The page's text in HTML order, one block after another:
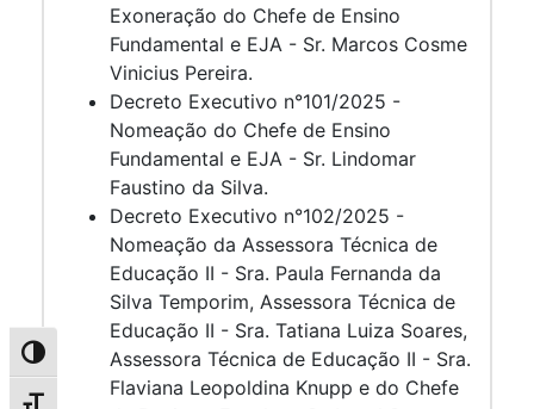
Alternar alto contraste
Exoneração do Chefe de Ensino
Fundamental e EJA - Sr. Marcos Cosme
Vinicius Pereira.
Decreto Executivo n°101/2025 -
Nomeação do Chefe de Ensino
Fundamental e EJA - Sr. Lindomar
Faustino da Silva.
Decreto Executivo n°102/2025 -
Nomeação da Assessora Técnica de
Educação II - Sra. Paula Fernanda da
Silva Temporim, Assessora Técnica de
Educação II - Sra. Tatiana Luiza Soares,
Assessora Técnica de Educação II - Sra.
Flaviana Leopoldina Knupp e do Chefe